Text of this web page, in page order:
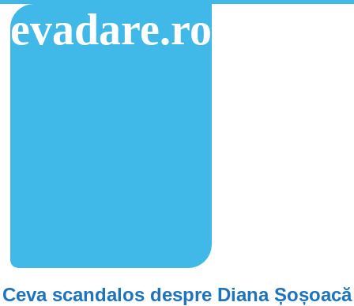
evadare.ro
Ceva scandalos despre Diana Șoșoacă